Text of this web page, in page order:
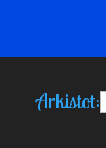
Arkistot: